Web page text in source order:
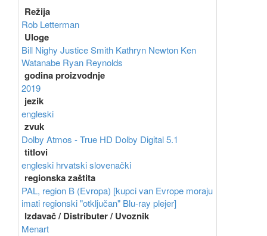
Režija
Rob Letterman
Uloge
Bill Nighy Justice Smith Kathryn Newton Ken
Watanabe Ryan Reynolds
godina proizvodnje
2019
jezik
engleski
zvuk
Dolby Atmos - True HD Dolby Digital 5.1
titlovi
engleski hrvatskislovenački
regionska zaštita
PAL, region B (Evropa) [kupci van Evrope moraju
imati regionski "otključan" Blu-ray plejer]
Izdavač / Distributer / Uvoznik
Menart